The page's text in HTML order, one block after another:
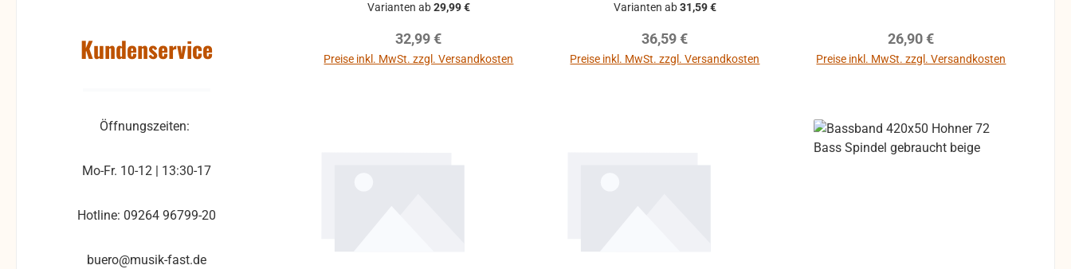
Kundenservice
Öffnungszeiten:
Mo-Fr. 10-12 | 13:30-17
Hotline: 09264 96799-20
buero@musik-fast.de
Varianten ab29,99 €
Regulärer Preis:
32,99 €
Preise inkl. MwSt. zzgl. Versandkosten
Varianten ab31,59 €
Regulärer Preis:
36,59 €
Preise inkl. MwSt. zzgl. Versandkosten
Regulärer Preis:
26,90 €
Preise inkl. MwSt. zzgl. Versandkosten